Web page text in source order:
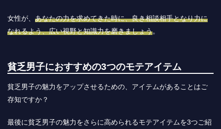
女性が、 あなたの力を求めてきた時に、良き相談相手となり力に
なれるよう、広い視野と知識力を磨きましょう。
貧乏男子におすすめの3つのモテアイテム
貧乏男子の魅力をアップさせるための、アイテムがあることはご
存知ですか？
最後に貧乏男子の魅力をさらに高められるモテアイテムを3つご紹